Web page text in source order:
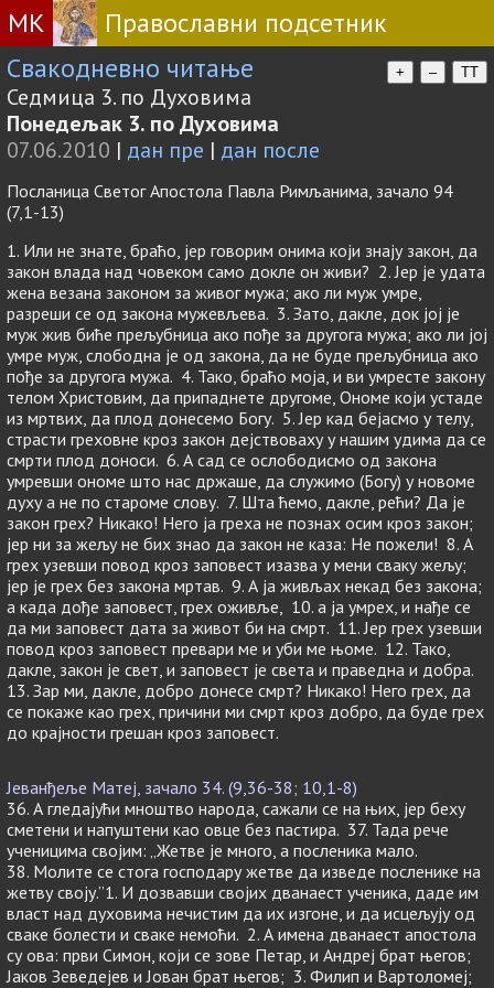
МК
Православни подсетник
Свакодневно читање
+ – TT
Седмица 3. по Духовима
Понедељак 3. по Духовима
07.06.2010 | дан пре | дан после
Посланица Светог Апостола Павла Римљанима, зачало 94
(7,1-13)
1. Или не знате, браћо, јер говорим онима који знају закон, да
закон влада над човеком само докле он живи? 2. Јер је удата
жена везана законом за живог мужа; ако ли муж умре,
разреши се од закона мужевљева. 3. Зато, дакле, док јој је
муж жив биће прељубница ако пође за другога мужа; ако ли јој
умре муж, слободна је од закона, да не буде прељубница ако
пође за другога мужа. 4. Тако, браћо моја, и ви умресте закону
телом Христовим, да припаднете другоме, Ономе који устаде
из мртвих, да плод донесемо Богу. 5. Јер кад бeјасмо у телу,
страсти греховне кроз закон дејствоваху у нашим удима да се
смрти плод доноси. 6. А сад се ослободисмо од закона
умревши ономе што нас држаше, да служимо (Богу) у новоме
духу а не по староме слову. 7. Шта ћемо, дакле, рећи? Да је
закон грех? Никако! Него ја греха не познах осим кроз закон;
јер ни за жељу не бих знао да закон не каза: Не пожели! 8. А
грех узевши повод кроз заповест изазва у мени сваку жељу;
јер је грех без закона мртав. 9. А ја живљах некад без закона;
а када дође заповест, грех оживље, 10. a ја умрех, и нађе се
да ми заповест дата за живот би на смрт. 11. Јер грех узевши
повод кроз заповест превари ме и уби ме њоме. 12. Тако,
дакле, закон је свет, и заповест је света и праведна и добра.
13. Зар ми, дакле, добро донесе смрт? Никако! Него грех, да
се покаже као грех, причини ми смрт кроз добро, да буде грех
до крајности грешан кроз заповест.
Јеванђеље Матеј, зачало 34. (9,36-38; 10,1-8)
36. А гледајући мноштво народа, сажали се на њих, јер бeху
сметени и напуштени као овце без пастира. 37. Тада рече
ученицима својим: „Жетве је много, а посленика мало.
38. Молите се стога господару жетве да изведе посленике на
жетву своју.”1. И дозвавши својих дванаест ученика, даде им
власт над духовима нечистим да их изгоне, и да исцељују од
сваке болести и сваке немоћи. 2. А имена дванаест апостола
су ова: први Симон, који се зове Петар, и Андреј брат његов;
Јаков Зеведејев и Јован брат његов; 3. Филип и Вартоломеј;